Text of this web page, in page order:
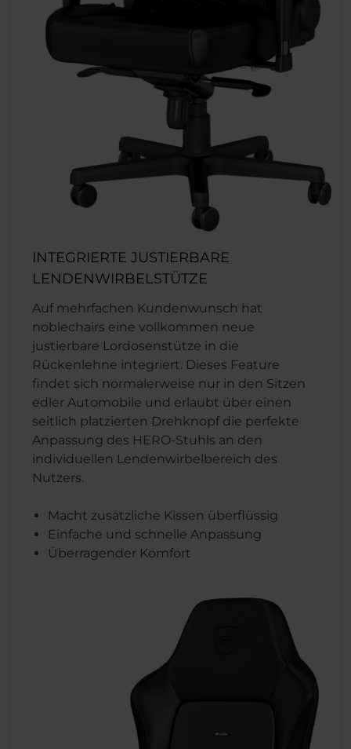
INTEGRIERTE JUSTIERBARE
LENDENWIRBELSTÜTZE
Auf mehrfachen Kundenwunsch hat
noblechairs eine vollkommen neue
justierbare Lordosenstütze in die
Rückenlehne integriert. Dieses Feature
findet sich normalerweise nur in den Sitzen
edler Automobile und erlaubt über einen
seitlich platzierten Drehknopf die perfekte
Anpassung des HERO-Stuhls an den
individuellen Lendenwirbelbereich des
Nutzers.
Macht zusätzliche Kissen überflüssig
Einfache und schnelle Anpassung
Überragender Komfort